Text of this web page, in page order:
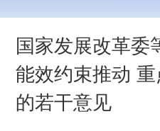
国家发展改革委
能效约束推动
的若干意见